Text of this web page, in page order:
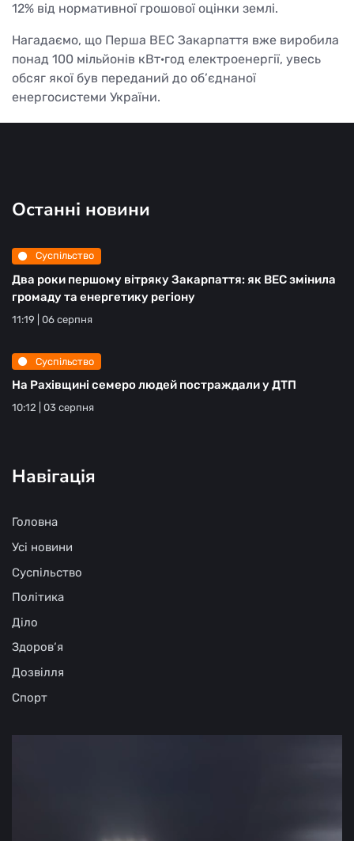
12% від нормативної грошової оцінки землі.
Нагадаємо, що Перша ВЕС Закарпаття вже виробила
понад 100 мільйонів кВт·год електроенергії, увесь
обсяг якої був переданий до об’єднаної
енергосистеми України.
Останні новини
Суспільство
Два роки першому вітряку Закарпаття: як ВЕС змінила
громаду та енергетику регіону
11:19 | 06 серпня
Суспільство
На Рахівщині семеро людей постраждали у ДТП
10:12 | 03 серпня
Навігація
Головна
Усі новини
Суспільство
Політика
Діло
Здоров‘я
Дозвілля
Спорт